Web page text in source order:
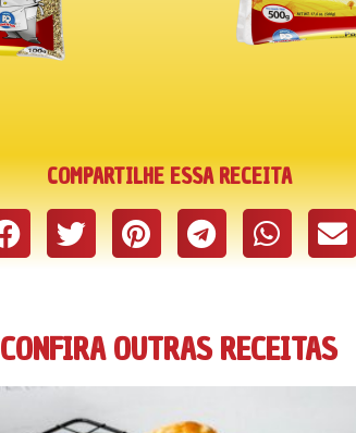
COMPARTILHE ESSA RECEITA
CONFIRA OUTRAS RECEITAS